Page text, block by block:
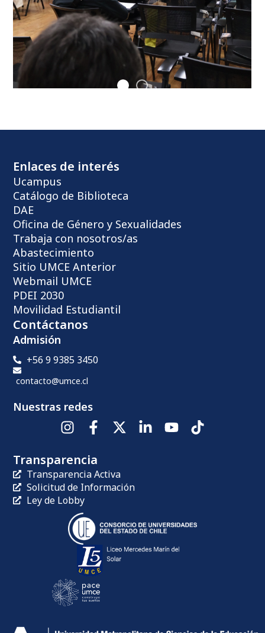
Enlaces de interés
Ucampus
Catálogo de Biblioteca
DAE
Oficina de Género y Sexualidades
Trabaja con nosotros/as
Abastecimiento
Sitio UMCE Anterior
Webmail UMCE
PDEI 2030
Movilidad Estudiantil
Contáctanos
Admisión
+56 9 9385 3450
contacto@umce.cl
Nuestras redes
Transparencia
Transparencia Activa
Solicitud de Información
Ley de Lobby